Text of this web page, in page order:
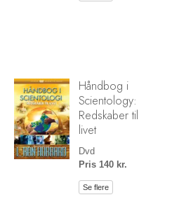
Håndbog i
Scientology:
Redskaber til
livet
Dvd
Pris 140 kr.
Se flere